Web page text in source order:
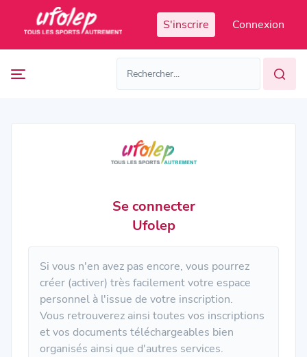
S'inscrire Connexion
manifestations
passées
organisateur
Se connecter
Ufolep
Si vous n'en avez pas encore, vous pourrez
créer (activer) très facilement votre espace
personnel à l'issue de votre inscription.
Vous retrouverez ainsi toutes vos inscriptions
et vos documents téléchargeables bien
organisés ainsi que d'autres services.
Panneau de gestion des cookies